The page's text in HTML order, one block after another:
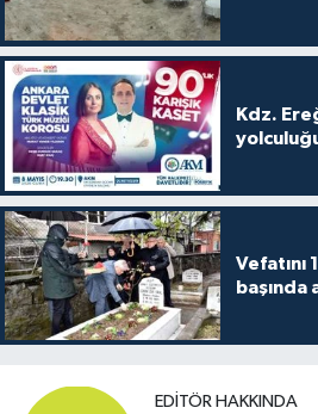
Kdz.
Vefatını
başında
EDITÖR HAKKINDA